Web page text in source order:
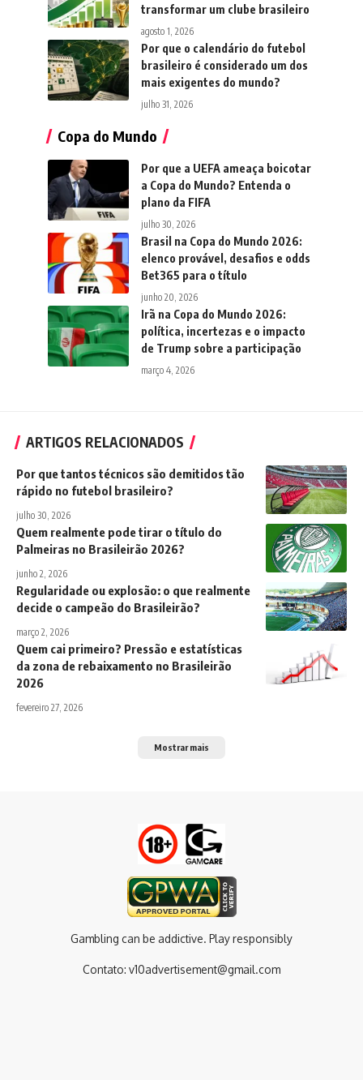
transformar um clube brasileiro
agosto 1, 2026
Por que o calendário do futebol
brasileiro é considerado um dos
mais exigentes do mundo?
julho 31, 2026
Copa do Mundo
Por que a UEFA ameaça boicotar
a Copa do Mundo? Entenda o
plano da FIFA
julho 30, 2026
Brasil na Copa do Mundo 2026:
elenco provável, desafios e odds
Bet365 para o título
junho 20, 2026
Irã na Copa do Mundo 2026:
política, incertezas e o impacto
de Trump sobre a participação
março 4, 2026
ARTIGOS RELACIONADOS
Por que tantos técnicos são demitidos tão
rápido no futebol brasileiro?
julho 30, 2026
Quem realmente pode tirar o título do
Palmeiras no Brasileirão 2026?
junho 2, 2026
Regularidade ou explosão: o que realmente
decide o campeão do Brasileirão?
março 2, 2026
Quem cai primeiro? Pressão e estatísticas
da zona de rebaixamento no Brasileirão
2026
fevereiro 27, 2026
Mostrar mais
Gambling can be addictive. Play responsibly
Contato: v10advertisement@gmail.com